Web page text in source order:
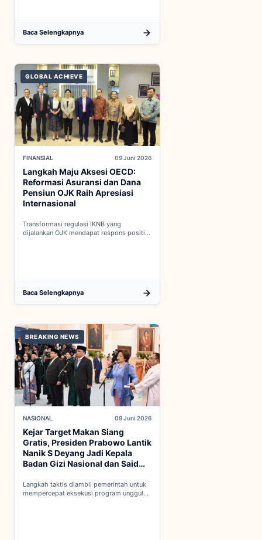
Baca Selengkapnya
GLOBAL ACHIEVE
FINANSIAL 09 Juni 2026
Langkah Maju Aksesi OECD:
Reformasi Asuransi dan Dana
Pensiun OJK Raih Apresiasi
Internasional
Transformasi regulasi IKNB yang
dijalankan OJK mendapat respons positif
Baca Selengkapnya
BREAKING NEWS
NASIONAL 09 Juni 2026
Kejar Target Makan Siang
Gratis, Presiden Prabowo Lantik
Nanik S Deyang Jadi Kepala
Badan Gizi Nasional dan Said
Langkah taktis diambil pemerintah untuk
mempercepat eksekusi program unggulan